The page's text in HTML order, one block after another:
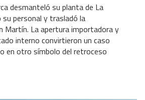
desmanteló su planta de La
personal y trasladó la
Martín. La apertura importadora y
interno convirtieron un caso
en otro símbolo del retroceso